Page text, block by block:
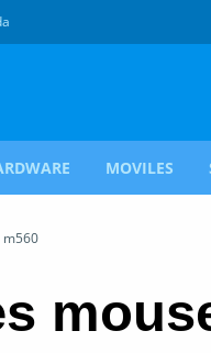
MOVILES
m560